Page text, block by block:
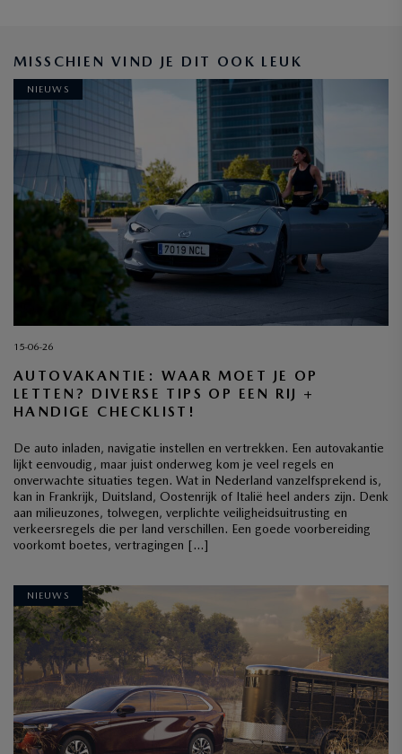
INSCHRIJVEN
MISSCHIEN VIND JE DIT OOK LEUK
NIEUWS
15-06-26
AUTOVAKANTIE: WAAR MOET JE OP
LETTEN? DIVERSE TIPS OP EEN RIJ +
HANDIGE CHECKLIST!
De auto inladen, navigatie instellen en vertrekken. Een autovakantie
lijkt eenvoudig, maar juist onderweg kom je veel regels en
onverwachte situaties tegen. Wat in Nederland vanzelfsprekend is,
kan in Frankrijk, Duitsland, Oostenrijk of Italië heel anders zijn. Denk
aan milieuzones, tolwegen, verplichte veiligheidsuitrusting en
verkeersregels die per land verschillen. Een goede voorbereiding
voorkomt boetes, vertragingen […]
NIEUWS